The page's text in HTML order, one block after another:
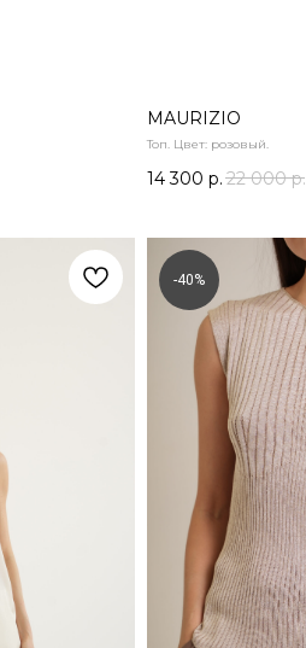
MAURIZIO
Топ. Цвет: розовый.
14 300 р. 22 000 р.
-40%